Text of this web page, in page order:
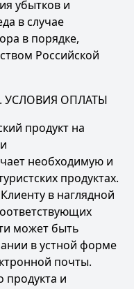
убытков и
в случае
в порядке,
Российской
УСЛОВИЯ ОПЛАТЫ
продукт на
необходимую и
продуктах.
в наглядной
может быть
в устной форме
почты.
продукта и